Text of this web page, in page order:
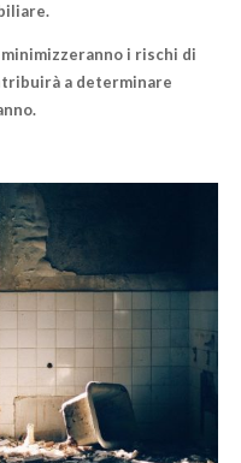
i rischi di
a determinare